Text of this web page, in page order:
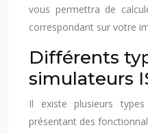
vous permettra de
correspondant sur votre
Différents
simulateurs
Il existe plusieurs
présentant des